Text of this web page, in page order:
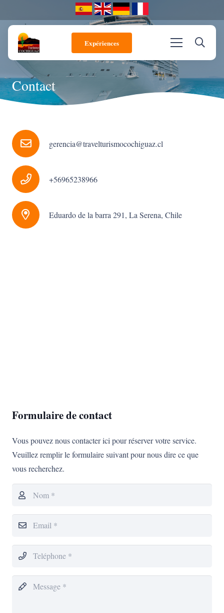
Expériences
Contact
gerencia@travelturismocochiguaz.cl
+56965238966
Eduardo de la barra 291, La Serena, Chile
Formulaire de contact
Vous pouvez nous contacter ici pour réserver votre service.
Veuillez remplir le formulaire suivant pour nous dire ce que
vous recherchez.